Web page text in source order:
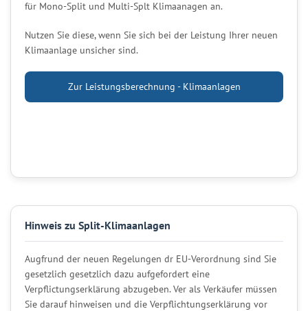
für Mono-Split und Multi-Splt Klimaanagen an.
Nutzen Sie diese, wenn Sie sich bei der Leistung Ihrer neuen
Klimaanlage unsicher sind.
Zur Leistungsberechnung - Klimaanlagen
Hinweis zu Split-Klimaanlagen
Augfrund der neuen Regelungen dr EU-Verordnung sind Sie
gesetzlich gesetzlich dazu aufgefordert eine
Verpflictungserklärung abzugeben. Ver als Verkäufer müssen
Sie darauf hinweisen und die Verpflichtungserklärung vor